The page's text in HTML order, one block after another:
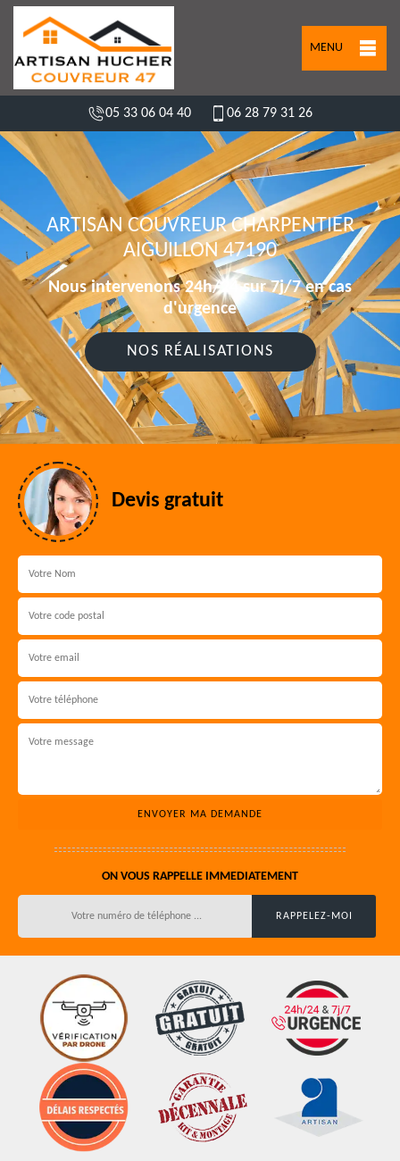
MENU
05 33 06 04 40 06 28 79 31 26
ARTISAN COUVREUR CHARPENTIER
AIGUILLON 47190
Nous intervenons 24h/24 sur 7j/7 en cas
d'urgence
NOS RÉALISATIONS
Devis gratuit
ON VOUS RAPPELLE IMMEDIATEMENT